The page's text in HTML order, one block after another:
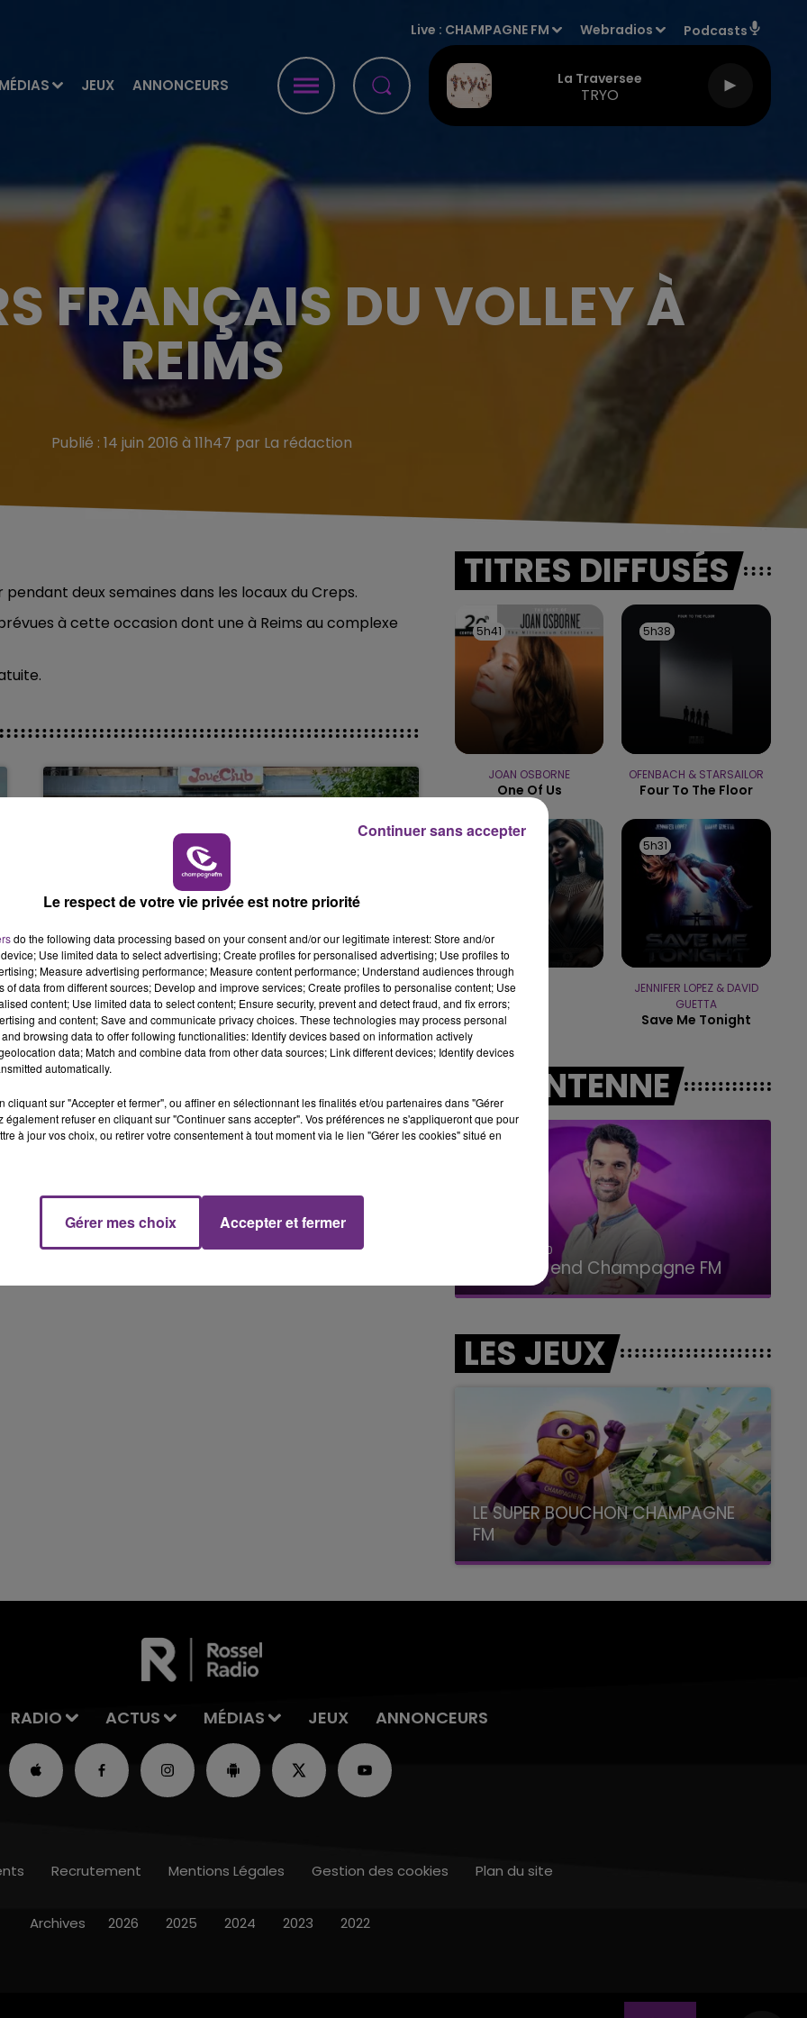
MÉDIAS JEUX ANNONCEURS
Live : CHAMPAGNE FM Webradios Podcasts
La Traversee
TRYO
11h00 - 16h00
LE WEEK-END CHAMPAGNE FM
FRANÇAIS DU VOLLEY À
REIMS
Publié : 14 juin 2016 à 11h47 par La rédaction
pendant deux semaines dans les locaux du Creps.
à cette occasion dont une à Reims au complexe
SES PORTES
C'était l'une des institutions du centre-ville
rémois. Le magasin JouéClub est contraint de
fermer ses portes.
TITRES DIFFUSÉS
5h41
5h41
JOAN OSBORNE
One Of Us
5h38
5h38
OFENBACH & STARSAILOR
Four To The Floor
GIMS
5h31
5h31
JENNIFER LOPEZ & DAVID
GUETTA
Save Me Tonight
A L'ANTENNE
11h00 - 16h00 16h00 - 20h00
Le Week-end Champagne FM
LES JEUX
LE SUPER BOUCHON CHAMPAGNE
FM
avec La Famille Champagne FM, à 8H10
RADIO ACTUS MÉDIAS JEUX ANNONCEURS
Recrutement Mentions Légales Gestion des cookies Plan du site
Archives 2026 2025 2024 2023 2022
Le respect de votre vie privée est notre priorité
do the following data processing based on your consent and/or our legitimate interest: Store and/or
Use limited data to select advertising; Create profiles for personalised advertising; Use profiles to
Measure advertising performance; Measure content performance; Understand audiences through
of data from different sources; Develop and improve services; Create profiles to personalise content; Use
content; Use limited data to select content; Ensure security, prevent and detect fraud, and fix errors;
and content; Save and communicate privacy choices. These technologies may process personal
browsing data to offer following functionalities: Identify devices based on information actively
data; Match and combine data from other data sources; Link different devices; Identify devices
automatically.
cliquant sur "Accepter et fermer", ou affiner en sélectionnant les finalités et/ou partenaires dans "Gérer
également refuser en cliquant sur "Continuer sans accepter". Vos préférences ne s'appliqueront que pour
à jour vos choix, ou retirer votre consentement à tout moment via le lien "Gérer les cookies" situé en
Gérer mes choix Accepter et fermer
Continuer sans accepter